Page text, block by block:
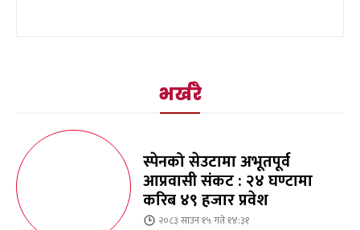
भर्खरै
स्पेनको सेउटामा अभूतपूर्व
आप्रवासी संकट : २४ घण्टामा
करिब ४९ हजार प्रवेश
२०८३ साउन १५ गते १४:३१